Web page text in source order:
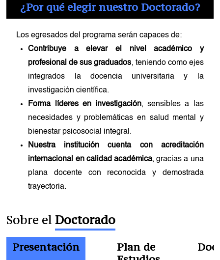
¿Por qué elegir nuestro Doctorado?
Los egresados del programa serán capaces de:​
Contribuye a elevar el nivel académico y
profesional de sus graduados, teniendo como ejes
integrados la docencia universitaria y la
investigación científica.
Forma líderes en investigación, sensibles a las
necesidades y problemáticas en salud mental y
bienestar psicosocial integral.
Nuestra institución cuenta con acreditación
internacional en calidad académica, gracias a una
plana docente con reconocida y demostrada
trayectoria.
Sobre elDoctorado
Presentación
Plan de